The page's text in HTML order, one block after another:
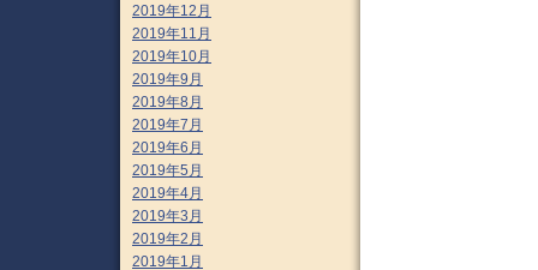
2019年12月
2019年11月
2019年10月
2019年9月
2019年8月
2019年7月
2019年6月
2019年5月
2019年4月
2019年3月
2019年2月
2019年1月